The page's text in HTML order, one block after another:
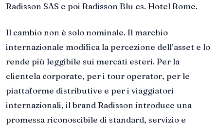
Radisson SAS e poi Radisson Blu es. Hotel Rome.
Il cambio non è solo nominale. Il marchio
internazionale modifica la percezione dell’asset e lo
rende più leggibile sui mercati esteri. Per la
clientela corporate, per i tour operator, per le
piattaforme distributive e per i viaggiatori
internazionali, il brand Radisson introduce una
promessa riconoscibile di standard, servizio e